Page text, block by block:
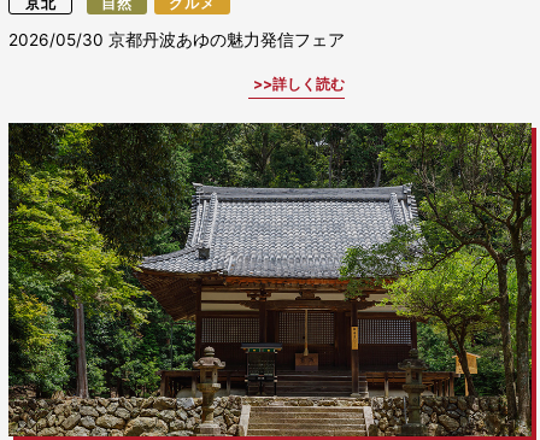
2026/05/30京都丹波あゆの魅力発信フェア
詳しく読む